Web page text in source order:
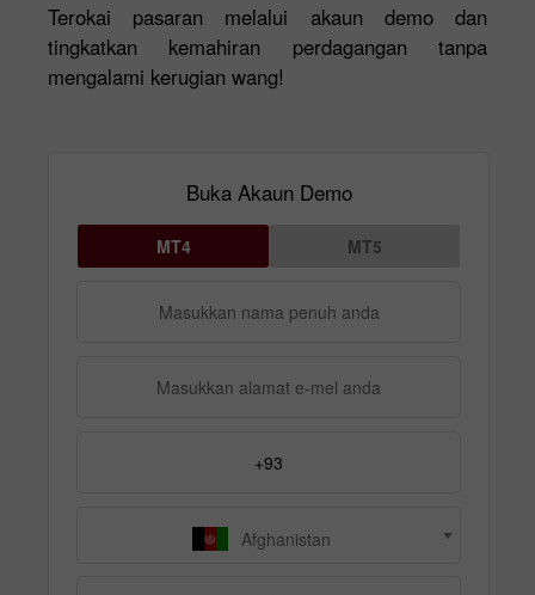
Terokai pasaran melalui akaun demo dan
tingkatkan kemahiran perdagangan tanpa
mengalami kerugian wang!
Buka Akaun Demo
MT4 MT5
Afghanistan